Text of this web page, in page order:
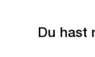
Du hast